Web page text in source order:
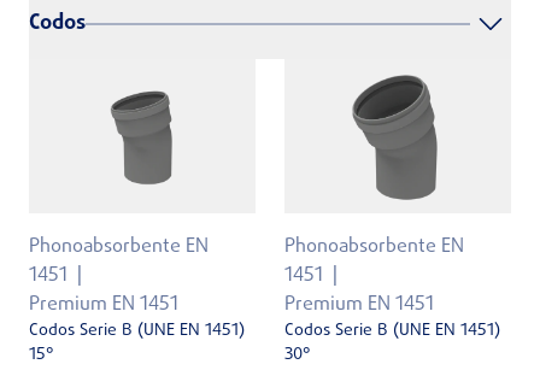
Codos
Phonoabsorbente EN
1451
Premium EN 1451
Codos Serie B (UNE EN 1451)
15°
Phonoabsorbente EN
1451
Premium EN 1451
Codos Serie B (UNE EN 1451)
30°